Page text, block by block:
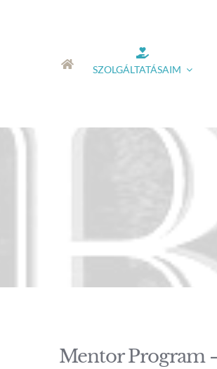
SZOLGÁLTATÁSAIM
Mentor Program